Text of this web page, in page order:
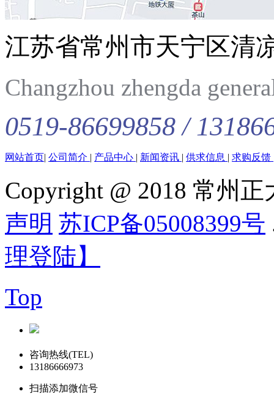
江苏省常州市天宁区清
Changzhou zhengda
0519-86699858 /
网站首页| 公司简介 | 产品中心 | 新闻资讯 | 供求信息 | 求购反馈
Copyright @ 2018 常州
声明 苏ICP备05008399号
理登陆】
Top
咨询热线(TEL)
13186666973
扫描添加微信号